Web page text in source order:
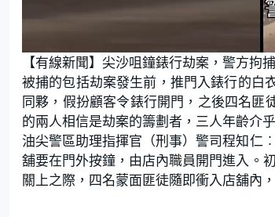
n
m
u
t
e
a
d
e
d
:
3
2
1
4
%
【有線新聞】尖沙咀鐘錶行劫案，警方拘
被捕的包括劫案發生前，推門入錶行的白
同夥，假扮顧客令錶行開門，之後四名
的兩人相信是劫案的籌劃者，三人年齡介
油尖警區助理指揮官（刑事）警司程知仁
舖要在門外按鐘，由店內職員開門進入。
關上之際，四名蒙面匪徒隨即衝入店舖內